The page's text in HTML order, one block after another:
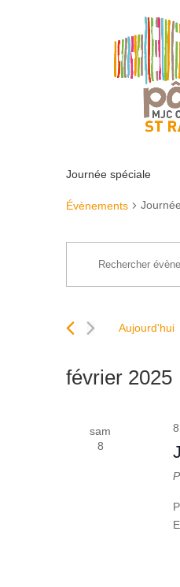
Journée spéciale
Évènements
Recherche
navigation
vues
Évènements
mot-
clé.
Aujourd'hui
février 2025
sam
8